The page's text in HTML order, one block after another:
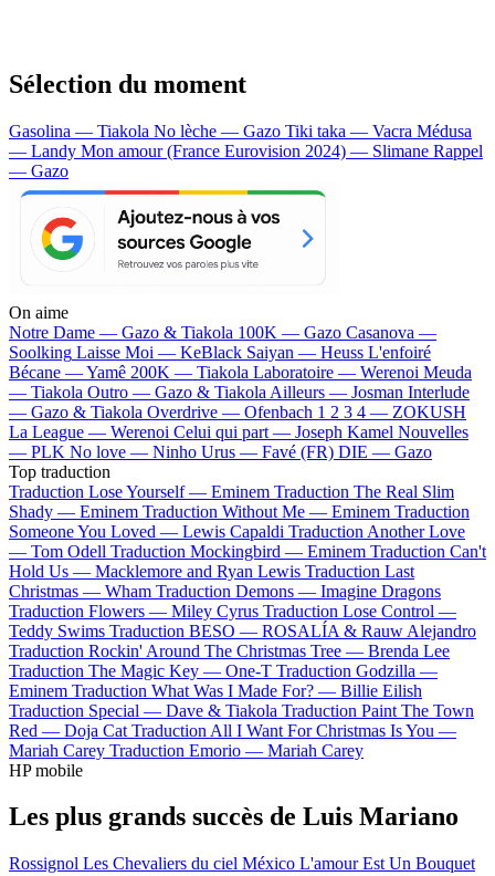
Sélection du moment
Gasolina — Tiakola No lèche — Gazo Tiki taka — Vacra Médusa
— Landy Mon amour (France Eurovision 2024) — Slimane Rappel
— Gazo
On aime
Notre Dame — Gazo & Tiakola 100K — Gazo Casanova —
Soolking Laisse Moi — KeBlack Saiyan — Heuss L'enfoiré
Bécane —Yamê 200K — Tiakola Laboratoire — Werenoi Meuda
— Tiakola Outro — Gazo & Tiakola Ailleurs — Josman Interlude
— Gazo & Tiakola Overdrive — Ofenbach 1 2 3 4 — ZOKUSH
La League — Werenoi Celui qui part — Joseph Kamel Nouvelles
— PLK No love — Ninho Urus — Favé (FR) DIE — Gazo
Top traduction
Traduction Lose Yourself — Eminem Traduction The Real Slim
Shady — Eminem Traduction Without Me — Eminem Traduction
Someone You Loved — Lewis Capaldi Traduction Another Love
— Tom Odell Traduction Mockingbird — Eminem Traduction Can't
Hold Us — Macklemore and Ryan Lewis Traduction Last
Christmas — Wham Traduction Demons — Imagine Dragons
Traduction Flowers — Miley Cyrus Traduction Lose Control —
Teddy Swims Traduction BESO — ROSALÍA & Rauw Alejandro
Traduction Rockin' Around The Christmas Tree — Brenda Lee
Traduction The Magic Key — One-T Traduction Godzilla —
Eminem Traduction What Was I Made For? — Billie Eilish
Traduction Special — Dave & Tiakola Traduction Paint The Town
Red — Doja Cat Traduction All I Want For Christmas Is You —
Mariah Carey Traduction Emorio — Mariah Carey
HP mobile
Les plus grands succès de Luis Mariano
Rossignol Les Chevaliers du ciel México L'amour Est Un Bouquet